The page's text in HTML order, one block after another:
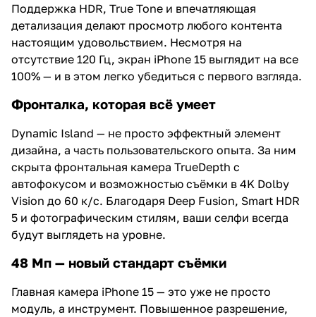
Поддержка HDR, True Tone и впечатляющая
детализация делают просмотр любого контента
настоящим удовольствием. Несмотря на
отсутствие 120 Гц, экран iPhone 15 выглядит на все
100% — и в этом легко убедиться с первого взгляда.
Фронталка, которая всё умеет
Dynamic Island — не просто эффектный элемент
дизайна, а часть пользовательского опыта. За ним
скрыта фронтальная камера TrueDepth с
автофокусом и возможностью съёмки в 4K Dolby
Vision до 60 к/с. Благодаря Deep Fusion, Smart HDR
5 и фотографическим стилям, ваши селфи всегда
будут выглядеть на уровне.
48 Мп — новый стандарт съёмки
Главная камера iPhone 15 — это уже не просто
модуль, а инструмент. Повышенное разрешение,